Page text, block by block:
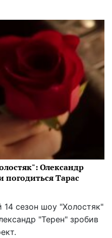
Олександр
погодиться Тарас
14 сезон шоу "Холостяк"
"Терен" зробив